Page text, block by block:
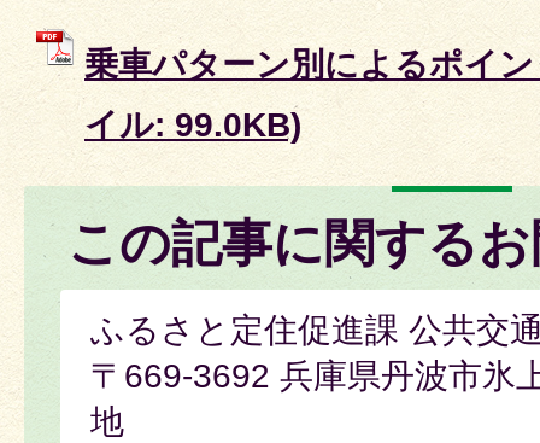
乗車パターン別によるポイ
イル: 99.0KB)
この記事に関する
ふるさと定住促進課 公共交
〒669-3692 兵庫県丹波市氷
地